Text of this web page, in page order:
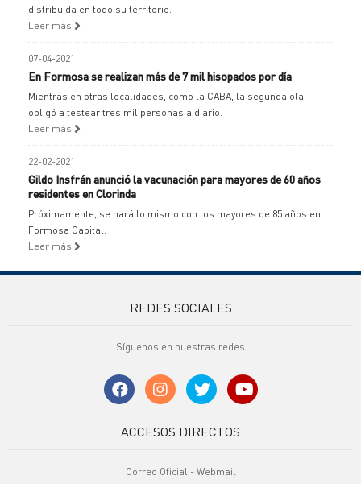
distribuida en todo su territorio.
Leer más
07-04-2021
En Formosa se realizan más de 7 mil hisopados por día
Mientras en otras localidades, como la CABA, la segunda ola
obligó a testear tres mil personas a diario.
Leer más
22-02-2021
Gildo Insfrán anunció la vacunación para mayores de 60 años
residentes en Clorinda
Próximamente, se hará lo mismo con los mayores de 85 años en
Formosa Capital.
Leer más
REDES SOCIALES
Síguenos en nuestras redes
ACCESOS DIRECTOS
Correo Oficial - Webmail